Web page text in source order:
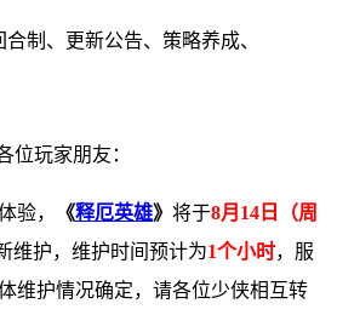
制、更新公告、策略养成、
位玩家朋友：
验， 《释厄英雄》 将于8月14日（周
维护，维护时间预计为1个小时，服
维护情况确定，请各位少侠相互转